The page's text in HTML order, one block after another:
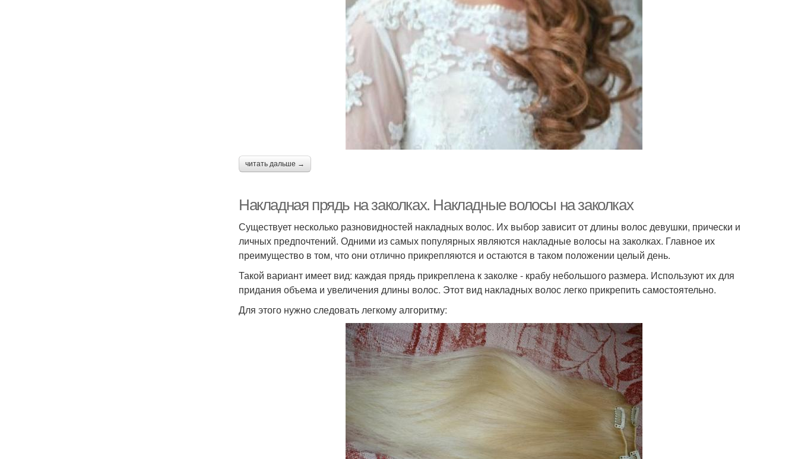
читать дальше →
Накладная прядь на заколках. Накладные волосы на заколках
Существует несколько разновидностей накладных волос. Их выбор зависит от длины волос девушки, прически и
личных предпочтений. Одними из самых популярных являются накладные волосы на заколках. Главное их
преимущество в том, что они отлично прикрепляются и остаются в таком положении целый день.
Такой вариант имеет вид: каждая прядь прикреплена к заколке - крабу небольшого размера. Используют их для
придания объема и увеличения длины волос. Этот вид накладных волос легко прикрепить самостоятельно.
Для этого нужно следовать легкому алгоритму: